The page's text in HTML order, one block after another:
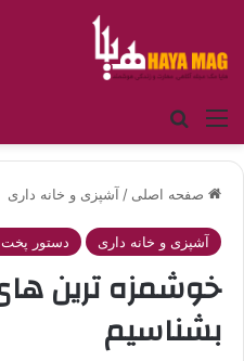
منو
صفحه اصلی / آشپزی و خانه داری
آشپزی و خانه داری دستور پخت
خوشمزه ترین
بشناسیم